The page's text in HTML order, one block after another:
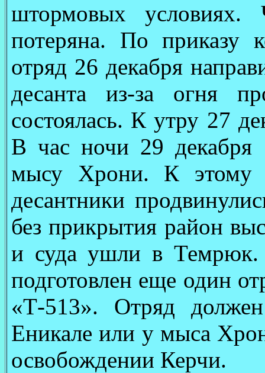
штормовых условиях.
потеряна. По приказу
отряд 26 декабря
десанта из-за огня
состоялась. К утру 27
В час ночи 29 декабря
мысу Хрони. К этому
десантники
без прикрытия район
и суда ушли в
подготовлен еще один
«Т-513». Отряд
Еникале или у мыса
освобождении Керчи.